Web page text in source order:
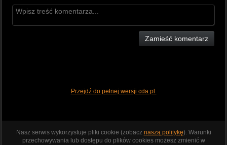
Zamieść komentarz
Przejdź do pełnej wersji cda.pl
Nasz serwis wykorzystuje pliki cookie (zobacz naszą politykę). Warunki
przechowywania lub dostępu do plików cookies możesz zmienić w